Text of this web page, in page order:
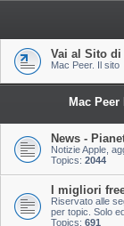
Vai al Sito di
Mac Peer. Il sito
Mac
News -
Notizie Apple,
Topics: 2044
I migliori
Riservato alle
per topic. Solo
Topics: 691